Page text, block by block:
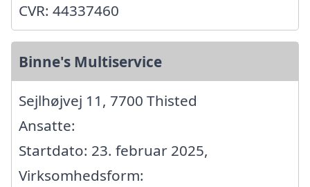
CVR: 44337460
Binne's Multiservice
Sejlhøjvej 11, 7700 Thisted
Ansatte:
Startdato: 23. februar 2025,
Virksomhedsform: